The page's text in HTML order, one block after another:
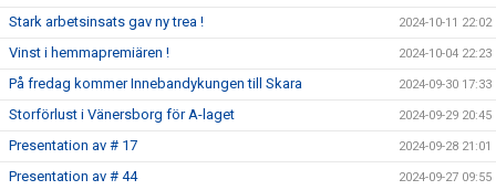
Stark arbetsinsats gav ny trea ! 2024-10-11 22:02
Vinst i hemmapremiären ! 2024-10-04 22:23
På fredag kommer Innebandykungen till Skara 2024-09-30 17:33
Storförlust i Vänersborg för A-laget 2024-09-29 20:45
Presentation av # 17 2024-09-28 21:01
Presentation av # 44 2024-09-27 09:55